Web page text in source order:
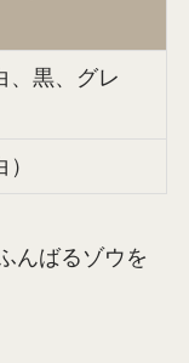
、黒、グレ
んばるゾウを